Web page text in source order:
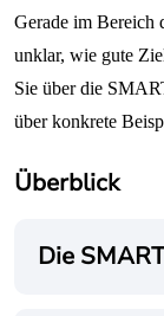
Gerade im Bereich
unklar, wie gute
Sie über die
über konkrete
Überblick
Die